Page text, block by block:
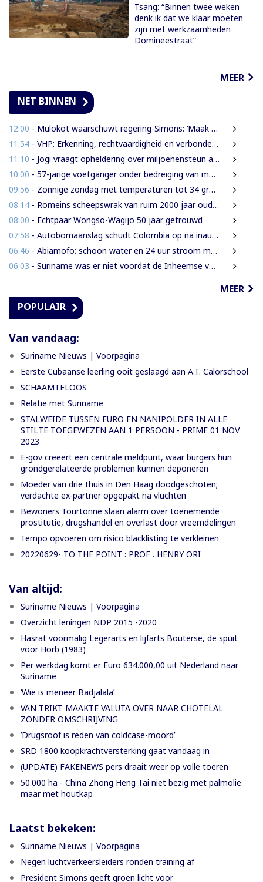
Tsang: “Binnen twee weken
denk ik dat we klaar moeten
zijn met werkzaamheden
Domineestraat”
MEER
NET BINNEN
12:00 - Mulokot waarschuwt regering-Simons: ‘Maak van 5-kilometerwet geen uitstel van echte grondenrechten’
11:54 - VHP: Erkenning, rechtvaardigheid en verbondenheid op 9 augustus
11:10 - Jogi vraagt opheldering over miljoenensteun aan SLM en behaalde resultaten
10:00 - 57-jarige voetganger onder bedreiging van mes beroofd van mobiele telefoon
09:56 - Zonnige zondag met temperaturen tot 34 graden
08:14 - Romeins scheepswrak van ruim 2000 jaar oud ontdekt bij Sicilië
08:00 - Echtpaar Wongso-Wagijo 50 jaar getrouwd
07:58 - Autobomaanslag schudt Colombia op na inauguratie van hardline president
06:46 - Abiamofo: schoon water en 24 uur stroom moeten ook afgelegen dorpen bereiken
06:03 - Suriname was er niet voordat de Inheemse volken er waren
MEER
POPULAIR
Van vandaag:
Suriname Nieuws | Voorpagina
Eerste Cubaanse leerling ooit geslaagd aan A.T. Calorschool
SCHAAMTELOOS
Relatie met Suriname
STALWEIDE TUSSEN EURO EN NANIPOLDER IN ALLE
STILTE TOEGEWEZEN AAN 1 PERSOON - PRIME 01 NOV
2023
E-gov creeert een centrale meldpunt, waar burgers hun
grondgerelateerde problemen kunnen deponeren
Moeder van drie thuis in Den Haag doodgeschoten;
verdachte ex-partner opgepakt na vluchten
Bewoners Tourtonne slaan alarm over toenemende
prostitutie, drugshandel en overlast door vreemdelingen
Tempo opvoeren om risico blacklisting te verkleinen
20220629- TO THE POINT : PROF . HENRY ORI
Van altijd:
Suriname Nieuws | Voorpagina
Overzicht leningen NDP 2015 -2020
Hasrat voormalig Legerarts en lijfarts Bouterse, de spuit
voor Horb (1983)
Per werkdag komt er Euro 634.000,00 uit Nederland naar
Suriname
‘Wie is meneer Badjalala’
VAN TRIKT MAAKTE VALUTA OVER NAAR CHOTELAL
ZONDER OMSCHRIJVING
’Drugsroof is reden van coldcase-moord’
SRD 1800 koopkrachtversterking gaat vandaag in
(UPDATE) FAKENEWS pers draait weer op volle toeren
50.000 ha - China Zhong Heng Tai niet bezig met palmolie
maar met houtkap
Laatst bekeken:
Suriname Nieuws | Voorpagina
Negen luchtverkeersleiders ronden training af
President Simons geeft groen licht voor